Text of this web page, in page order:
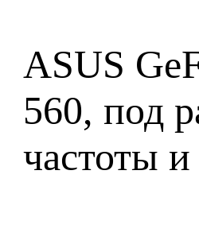
ASUS
560, под
частоты